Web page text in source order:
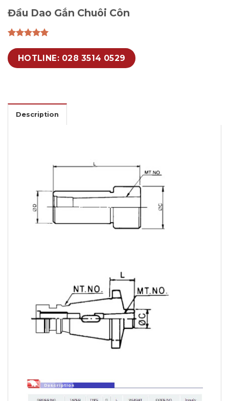
Đầu Dao Gắn Chuôi Côn
HOTLINE: 028 3514 0529
Description